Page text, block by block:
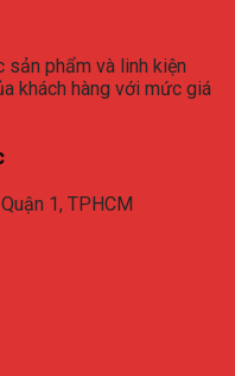
sản phẩm và linh kiện
khách hàng với mức giá
1, TPHCM